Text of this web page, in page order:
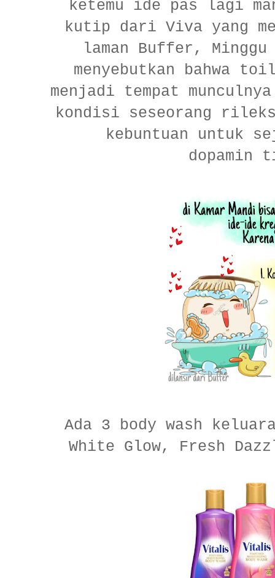
ketemu ide pas lagi
kutip dari Viva yang
laman Buffer, Minggu
menyebutkan bahwa
menjadi tempat
kondisi seseorang
kebuntuan untuk
dopamin
Ada 3 body wash
White Glow, Fresh